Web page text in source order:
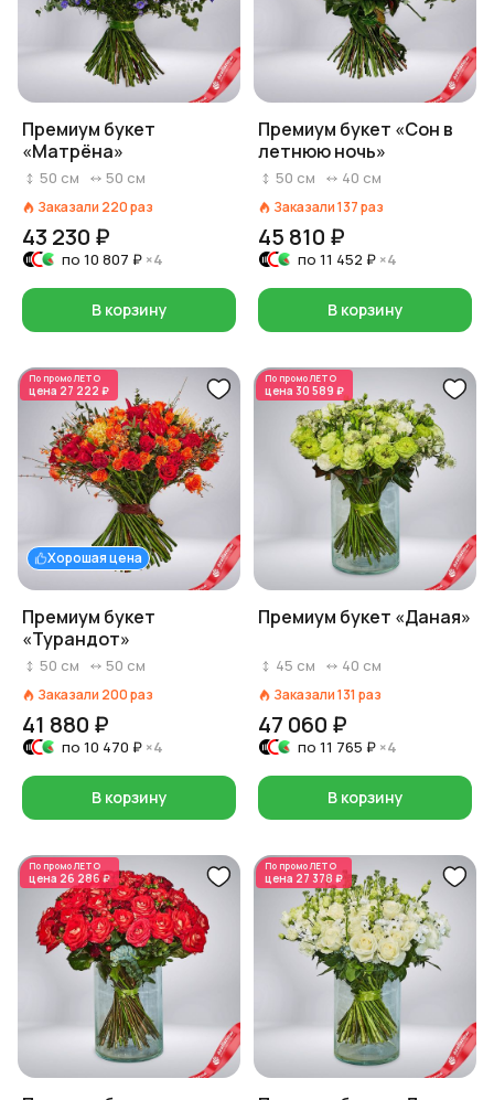
Премиум букет
«Матрёна»
50 см 50 см
Заказали 220раз
43 230 ₽
по 10 807 ₽ ×4
В корзину
Премиум букет «Сон в
летнюю ночь»
50 см 40 см
Заказали137раз
45 810 ₽
по 11 452 ₽ ×4
В корзину
По промоЛЕТО
цена 27 222 ₽
Хорошая цена
Премиум букет
«Турандот»
50 см 50 см
Заказали 200раз
41 880 ₽
по 10 470 ₽ ×4
В корзину
По промоЛЕТО
цена 30 589 ₽
Премиум букет «Даная»
45 см 40 см
Заказали131 раз
47 060 ₽
по 11 765 ₽ ×4
В корзину
По промоЛЕТО
цена 26 286 ₽
По промоЛЕТО
цена 27 378 ₽